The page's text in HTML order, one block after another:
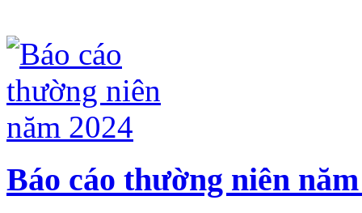
Báo cáo thường niên